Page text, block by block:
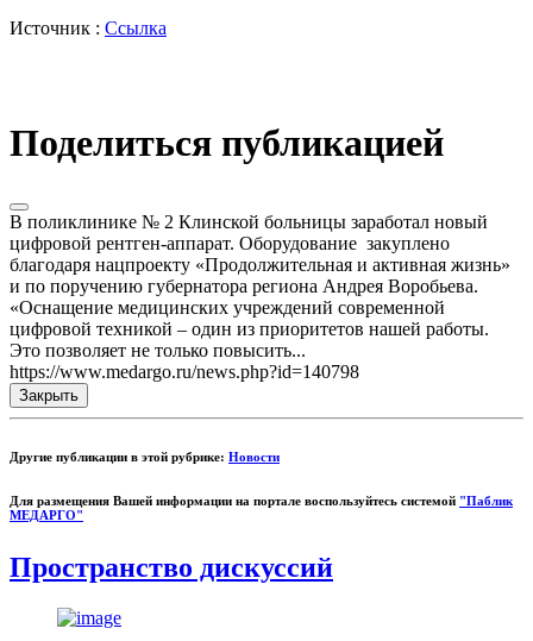
Источник : Ссылка
Поделиться публикацией
В поликлинике № 2 Клинской больницы заработал новый
цифровой рентген-аппарат. Оборудование закуплено
благодаря нацпроекту «Продолжительная и активная жизнь»
и по поручению губернатора региона Андрея Воробьева.
«Оснащение медицинских учреждений современной
цифровой техникой – один из приоритетов нашей работы.
Это позволяет не только повысить...
https://www.medargo.ru/news.php?id=140798
Закрыть
Другие публикации в этой рубрике: Новости
Для размещения Вашей информации на портале воспользуйтесь системой "Паблик
МЕДАРГО"
Пространство дискуссий